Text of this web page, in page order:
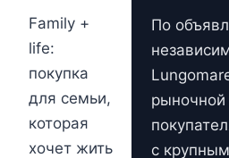
Family +
life:
покупка
для семьи,
которая
хочет жить
По
рыночной
с